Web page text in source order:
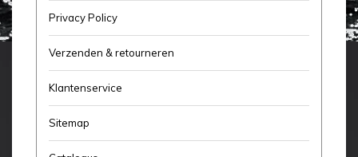
Privacy Policy
Verzenden & retourneren
Klantenservice
Sitemap